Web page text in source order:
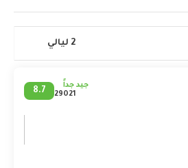
2 ليالي
8.7
جيد جداً
29021